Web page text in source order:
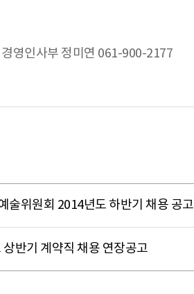
영인사부 정미연 061-900-2177
술위원회 2014년도 하반기 채용 공고
반기 계약직 채용 연장공고